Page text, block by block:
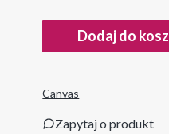
Dodaj do
Canvas
Zapytaj o produkt